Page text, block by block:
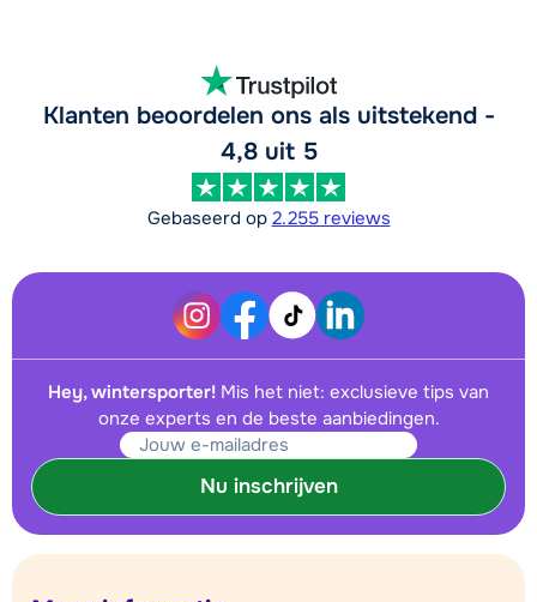
Klanten beoordelen ons als uitstekend -
4,8 uit 5
Gebaseerd op 2.255 reviews
Hey, wintersporter! Mis het niet: exclusieve tips van
onze experts en de beste aanbiedingen.
Nu inschrijven